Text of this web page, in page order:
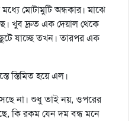
মোটামুটি অন্ধকার। মাঝে
খুব দ্রুত এক দেয়াল থেকে
যাচ্ছে তখন। তারপর এক
স্তিমিত হয়ে এল।
না। শুধু তাই নয়, ওপরের
কি রকম যেন দম বন্ধ মনে